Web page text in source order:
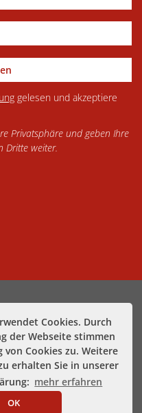
Cookies. Durch
der Webseite stimmen
von Cookies zu. Weitere
erhalten Sie in unserer
mehr erfahren
OK
gelesen und akzeptiere
Privatsphäre und geben Ihre
Dritte weiter.
Datenschutz